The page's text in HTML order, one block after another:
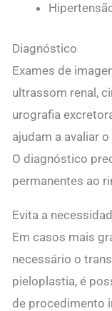
Diagnóstico
Exames de
ultrassom renal,
urografia
ajudam a avaliar
O diagnóstico
permanentes ao
Evita a
Em casos mais
necessário o
pieloplastia, é
de procedimento